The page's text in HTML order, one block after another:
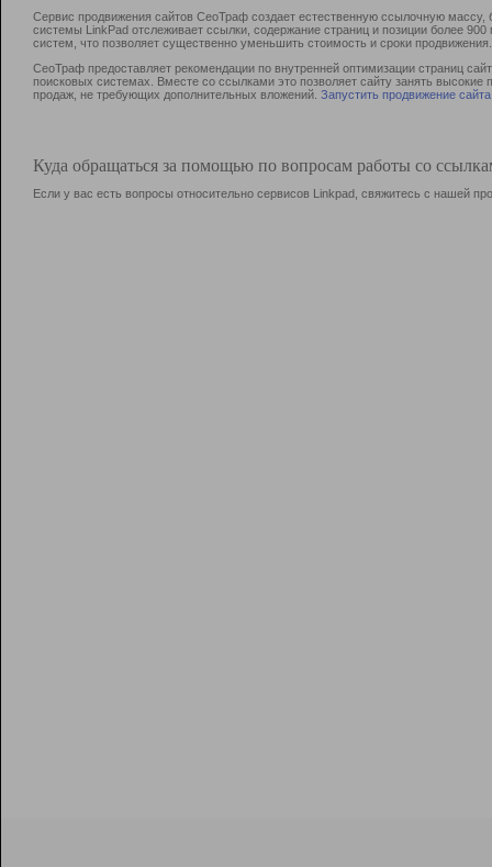
Сервис продвижения сайтов СеоТраф создает естественную ссылочную
системы LinkPad отслеживает ссылки, содержание страниц и позиции более
систем, что позволяет существенно уменьшить стоимость и сроки продвижения.
СеоТраф предоставляет рекомендации по внутренней оптимизации страниц
поисковых системах. Вместе со ссылками это позволяет сайту занять
продаж, не требующих дополнительных вложений. Запустить продвижение сайта
Куда обращаться за помощью по вопросам работы со
Если у вас есть вопросы относительно сервисов Linkpad, свяжитесь с нашей